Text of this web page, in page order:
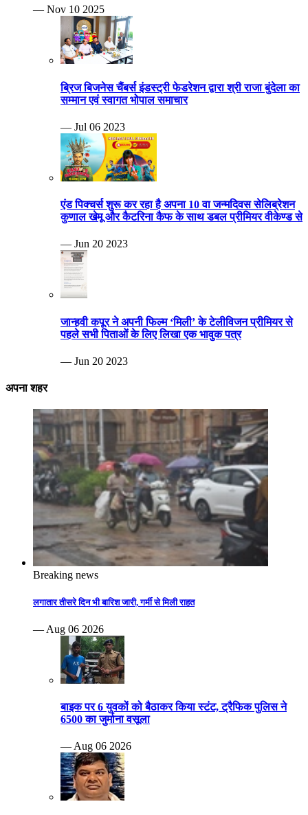
— Nov 10 2025
ब्रिज बिजनेस चैंबर्स इंडस्ट्री फेडरेशन द्वारा श्री राजा बुंदेला का
सम्मान एवं स्वागत भोपाल समाचार
— Jul 06 2023
एंड पिक्चर्स शुरू कर रहा है अपना 10 वा जन्मदिवस सेलिब्रेशन
कुणाल खेमू और कैटरिना कैफ के साथ डबल प्रीमियर वीकेण्ड से
— Jun 20 2023
जान्हवी कपूर ने अपनी फिल्म ‘मिली’ के टेलीविजन प्रीमियर से
पहले सभी पिताओं के लिए लिखा एक भावुक पत्र
— Jun 20 2023
अपना शहर
Breaking news
लगातार तीसरे दिन भी बारिश जारी, गर्मी से मिली राहत
— Aug 06 2026
बाइक पर 6 युवकों को बैठाकर किया स्टंट, ट्रैफिक पुलिस ने
6500 का जुर्माना वसूला
— Aug 06 2026